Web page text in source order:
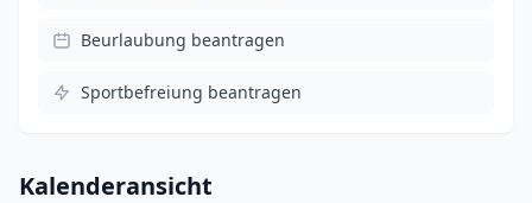
Beurlaubung beantragen
Sportbefreiung beantragen
Kalenderansicht